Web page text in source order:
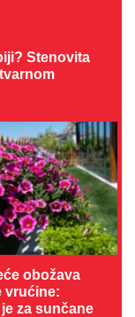
Stenovita
obožava
vrućine:
je za sunčane